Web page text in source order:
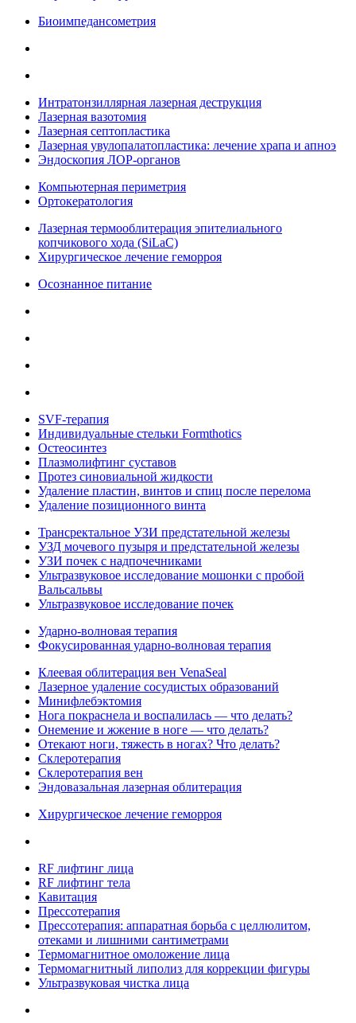
Биоимпедансометрия
Интратонзиллярная лазерная деструкция
Лазерная вазотомия
Лазерная септопластика
Лазерная увулопалатопластика: лечение храпа и апноэ
Эндоскопия ЛОР-органов
Компьютерная периметрия
Ортокератология
Лазерная термооблитерация эпителиального
копчикового хода (SiLaC)
Хирургическое лечение геморроя
Осознанное питание
SVF-терапия
Индивидуальные стельки Formthotics
Остеосинтез
Плазмолифтинг суставов
Протез синовиальной жидкости
Удаление пластин, винтов и спиц после перелома
Удаление позиционного винта
Трансректальное УЗИ предстательной железы
УЗД мочевого пузыря и предстательной железы
УЗИ почек с надпочечниками
Ультразвуковое исследование мошонки с пробой
Вальсальвы
Ультразвуковое исследование почек
Ударно-волновая терапия
Фокусированная ударно-волновая терапия
Клеевая облитерация вен VenaSeal
Лазерное удаление сосудистых образований
Минифлебэктомия
Нога покраснела и воспалилась — что делать?
Онемение и жжение в ноге — что делать?
Отекают ноги, тяжесть в ногах? Что делать?
Склеротерапия
Склеротерапия вен
Эндовазальная лазерная облитерация
Хирургическое лечение геморроя
RF лифтинг лица
RF лифтинг тела
Кавитация
Прессотерапия
Прессотерапия: аппаратная борьба с целлюлитом,
отеками и лишними сантиметрами
Термомагнитное омоложение лица
Термомагнитный липолиз для коррекции фигуры
Ультразвуковая чистка лица